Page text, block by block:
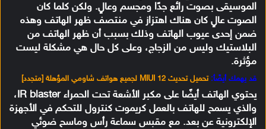
الموسيقى بصوت رائع جدًا ومجسم وعالٍ. ولكن كلما كان
الصوت عالٍ كان هناك اهتزاز في منتصف ظهر الهاتف وهذه
ضمن إحدى عيوب الهاتف وذلك بسبب أن ظهر الهاتف من
البلاستيك وليس من الزجاج، وعلى كل حال هي مشكلة ليست
مؤثرة.
قد يهمك أيضًأ: تحميل تحديث MIUI 12 لجميع هواتف شاومي المؤهلة [متجدد]
يحتوي الهاتف أيضًا على مكبر الأشعة تحت الحمراء IR blaster،
والذي يسمح للهاتف بالعمل كريموت كنترول للتحكم في الأجهزة
الإلكترونية عن بعد. مع مقبس سماعة رأس وماسح ضوئي